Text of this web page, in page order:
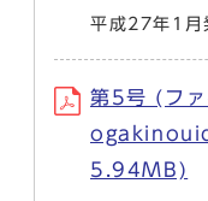
平成27年1月
第5号 (ファ
5.94MB)